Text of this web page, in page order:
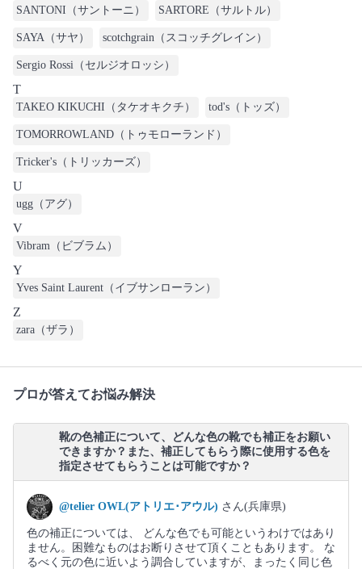
SANTONI（サントーニ） SARTORE（サルトル）
SAYA（サヤ） scotchgrain（スコッチグレイン）
Sergio Rossi（セルジオロッシ）
T
TAKEO KIKUCHI（タケオキクチ） tod's（トッズ）
TOMORROWLAND（トゥモローランド）
Tricker's（トリッカーズ）
U
ugg（アグ）
V
Vibram（ビブラム）
Y
Yves Saint Laurent（イブサンローラン）
Z
zara（ザラ）
プロが答えてお悩み解決
靴の色補正について、どんな色の靴でも補正をお願い
できますか？また、補正してもらう際に使用する色を
指定させてもらうことは可能ですか？
@telier OWL(アトリエ･アウル) さん(兵庫県)
色の補正については、 どんな色でも可能というわけではあり
ません。困難なものはお断りさせて頂くこともあります。 な
るべく元の色に近いよう調合していますが、まったく同じ色